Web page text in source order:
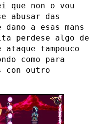
que non o vou
abusar das
a esas mans
perdese algo de
tampouco
como para
con outro